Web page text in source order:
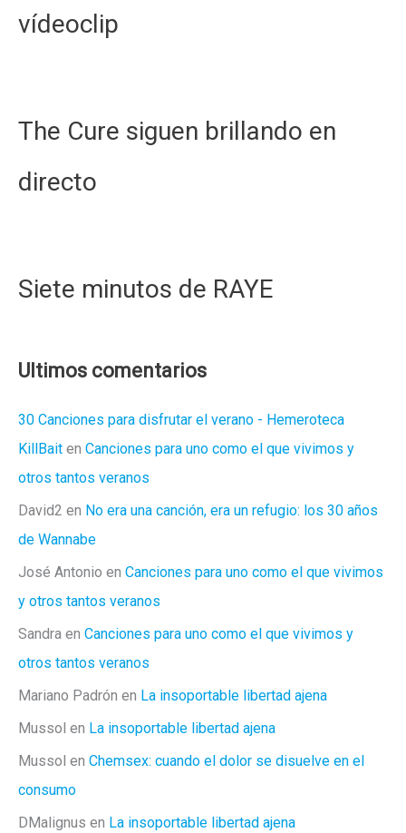
vídeoclip
The Cure siguen brillando en
directo
Siete minutos de RAYE
Ultimos comentarios
30 Canciones para disfrutar el verano - Hemeroteca
KillBait en Canciones para uno como el que vivimos y
otros tantos veranos
David2 en No era una canción, era un refugio: los 30 años
de Wannabe
José Antonio en Canciones para uno como el que vivimos
y otros tantos veranos
Sandra en Canciones para uno como el que vivimos y
otros tantos veranos
Mariano Padrón en La insoportable libertad ajena
Mussol en La insoportable libertad ajena
Mussol en Chemsex: cuando el dolor se disuelve en el
consumo
DMalignus en La insoportable libertad ajena